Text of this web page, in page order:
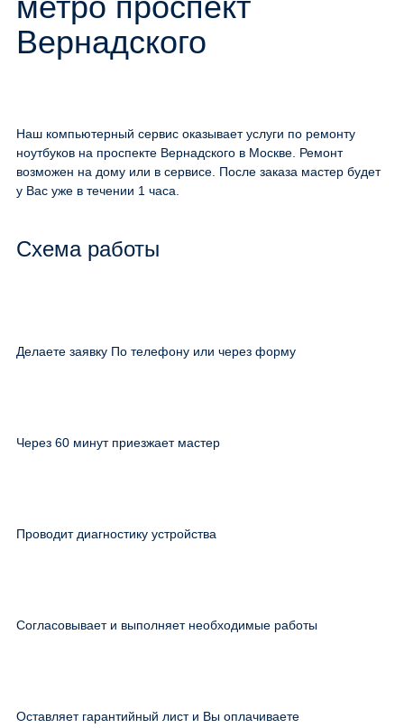
Вернадского
Наш компьютерный сервис оказывает услуги по ремонту
ноутбуков на проспекте Вернадского в Москве. Ремонт
возможен на дому или в сервисе. После заказа мастер будет
у Вас уже в течении 1 часа.
Схема работы
Делаете заявку По телефону или через форму
Через 60 минут приезжает мастер
Проводит диагностику устройства
Согласовывает и выполняет необходимые работы
Оставляет гарантийный лист и Вы оплачиваете